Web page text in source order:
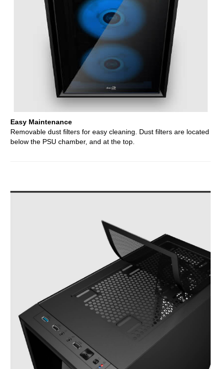
Easy Maintenance
Removable dust filters for easy cleaning. Dust filters are located
below the PSU chamber, and at the top.